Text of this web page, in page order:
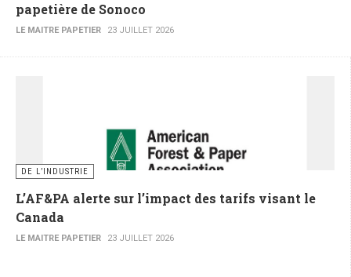
papetière de Sonoco
LE MAITRE PAPETIER 23 JUILLET 2026
DE L’INDUSTRIE
L’AF&PA alerte sur l’impact des tarifs visant le
Canada
LE MAITRE PAPETIER 23 JUILLET 2026